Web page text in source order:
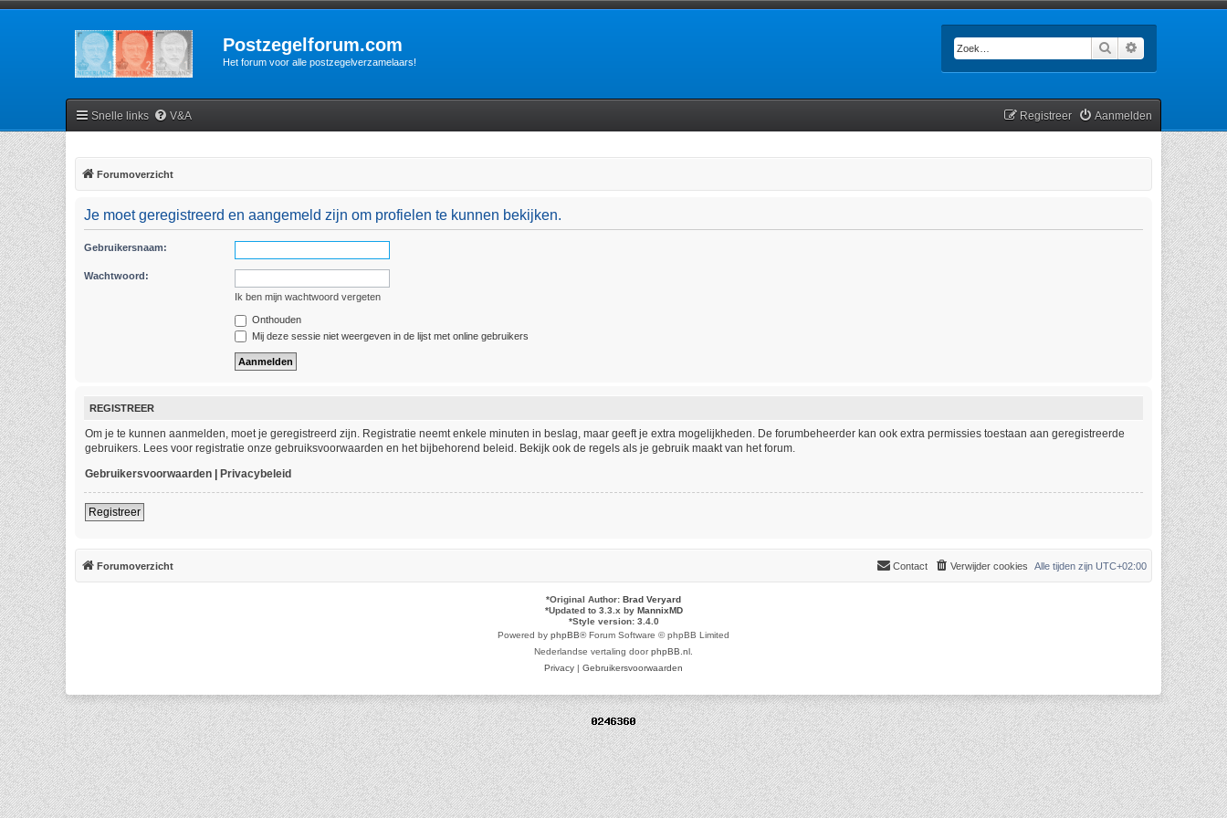
Postzegelforum.com
Het forum voor alle postzegelverzamelaars!
Zoek
Snelle links V&A Aanmelden
Registreer
Forumoverzicht
Je moet geregistreerd en aangemeld zijn om profielen te kunnen bekijken.
Gebruikersnaam:
Wachtwoord:
Ik ben mijn wachtwoord vergeten
Onthouden
Mij deze sessie niet weergeven in de lijst met online gebruikers
REGISTREER
Om je te kunnen aanmelden, moet je geregistreerd zijn. Registratie neemt enkele minuten in beslag, maar geeft je extra mogelijkheden. De forumbeheerder kan ook extra permissies toestaan aan geregistreerde
gebruikers. Lees voor registratie onze gebruiksvoorwaarden en het bijbehorend beleid. Bekijk ook de regels als je gebruik maakt van het forum.
Gebruikersvoorwaarden | Privacybeleid
Registreer
Forumoverzicht Alle tijden zijn UTC+02:00
Verwijder cookies
Contact
*Original Author: Brad Veryard
*Updated to 3.3.x by MannixMD
*Style version: 3.4.0
Powered by phpBB® Forum Software © phpBB Limited
Nederlandse vertaling doorphpBB.nl
Privacy | Gebruikersvoorwaarden